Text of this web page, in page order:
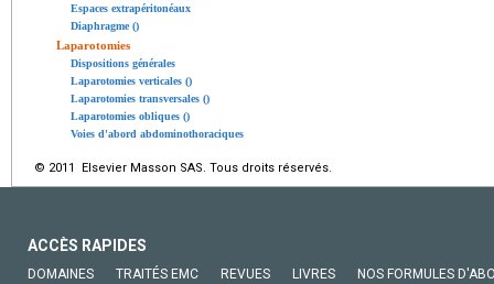
Espaces extrapéritonéaux
Diaphragme ()
Laparotomies
Dispositions générales
Laparotomies verticales ()
Laparotomies transversales ()
Laparotomies obliques ()
Voies d'abord abdominothoraciques
© 2011 Elsevier Masson SAS. Tous droits réservés.
ACCÈS RAPIDES
DOMAINES TRAITÉS EMC REVUES LIVRES NOS FORMULES